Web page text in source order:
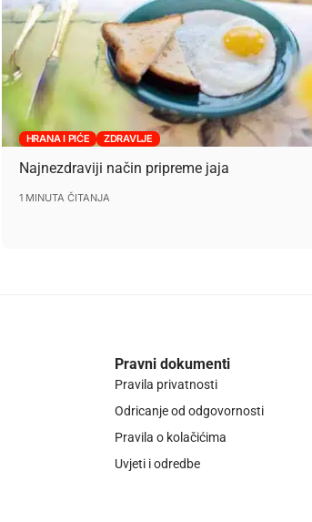
HRANA I PIĆE ZDRAVLJE
Najnezdraviji način pripreme jaja
1 MINUTA ČITANJA
Pravni dokumenti
Pravila privatnosti
Odricanje od odgovornosti
Pravila o kolačićima
Uvjeti i odredbe